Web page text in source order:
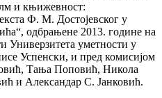
и књижевност:
Ф. М. Достојевског у
одбрањене 2013. године на
Универзитета уметности у
Успенски, и пред комисијом
Тања Поповић, Никола
и Александар С. Јанковић.